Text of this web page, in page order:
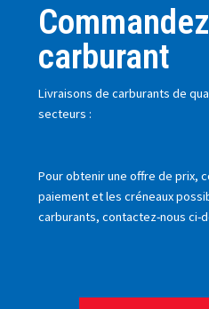
carburant
Livraisons de carburants de
secteurs :
Pour obtenir une offre de prix,
paiement et les créneaux
carburants, contactez-nous ci-